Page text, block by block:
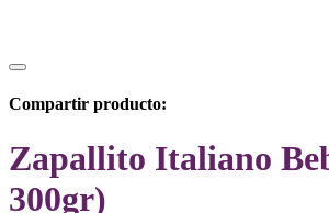
Compartir producto:
Zapallito Italiano
300gr)